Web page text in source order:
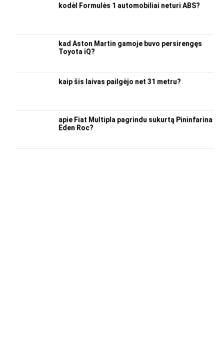
kodėl Formulės 1 automobiliai neturi ABS?
kad Aston Martin gamoje buvo persirengęs
Toyota iQ?
kaip šis laivas pailgėjo net 31 metru?
apie Fiat Multipla pagrindu sukurtą Pininfarina
Eden Roc?